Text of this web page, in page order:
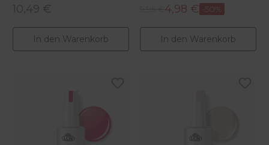
Regulärer Preis:
10,49 €
In den Warenkorb
Verkaufspreis:
Regulärer Preis:
4,98 € -50%
In den Warenkorb